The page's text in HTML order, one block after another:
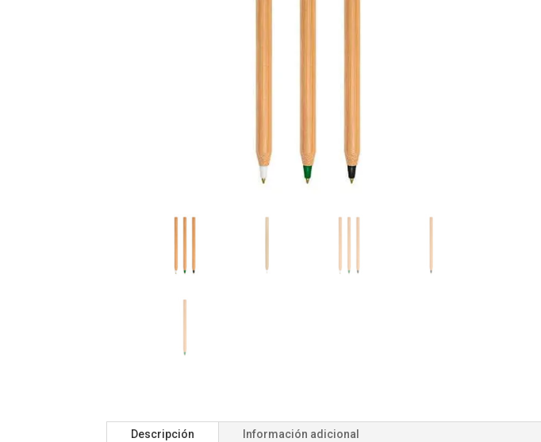
Descripción Información adicional